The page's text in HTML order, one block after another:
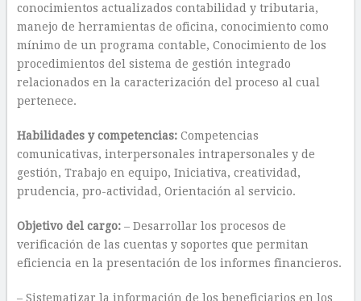
conocimientos actualizados contabilidad y tributaria,
manejo de herramientas de oficina, conocimiento como
mínimo de un programa contable, Conocimiento de los
procedimientos del sistema de gestión integrado
relacionados en la caracterización del proceso al cual
pertenece.
Habilidades y competencias:Competencias
comunicativas, interpersonales intrapersonales y de
gestión, Trabajo en equipo, Iniciativa, creatividad,
prudencia, pro-actividad, Orientación al servicio.
Objetivo del cargo:– Desarrollar los procesos de
verificación de las cuentas y soportes que permitan
eficiencia en la presentación de los informes financieros.
– Sistematizar la información de los beneficiarios en los